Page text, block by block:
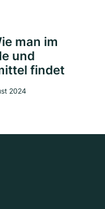
man im
und
findet
2024